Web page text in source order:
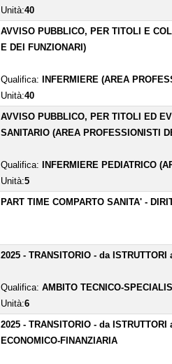
Unità:40
AVVISO PUBBLICO, PER TITOLI E
E DEI FUNZIONARI)
Qualifica:
INFERMIERE (AREA
Unità:40
AVVISO PUBBLICO, PER TITOLI ED
SANITARIO (AREA PROFESSIONISTI
Qualifica:
INFERMIERE PEDIATRICO
Unità:5
PART TIME COMPARTO SANITA' -
2025 - TRANSITORIO - da
Qualifica: AMBITO TECNICO-
Unità:6
2025 - TRANSITORIO - da
ECONOMICO-FINANZIARIA